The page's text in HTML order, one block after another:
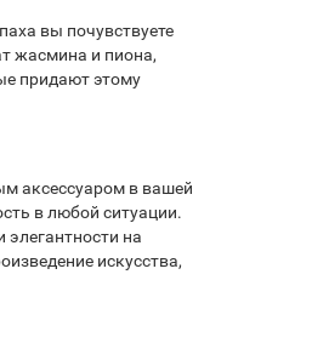
вы почувствуете
жасмина и пиона,
придают этому
аксессуаром в вашей
в любой ситуации.
на
искусства,